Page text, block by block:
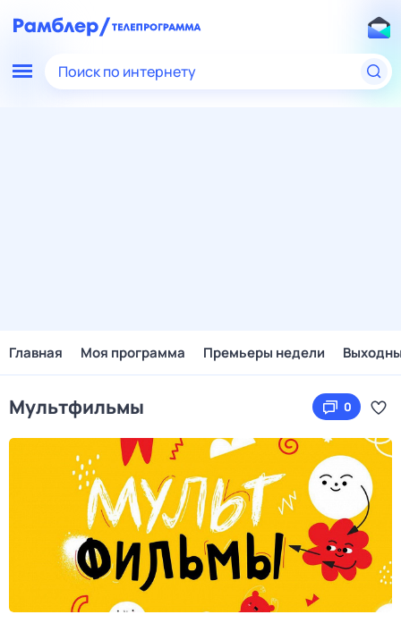
Поиск по интернету
Главная Моя программа Премьеры недели
Мультфильмы 0